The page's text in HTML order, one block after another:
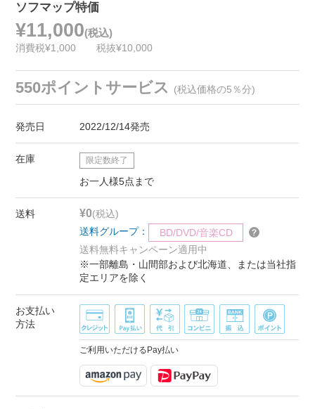
ソフマップ特価
¥11,000(税込)
消費税¥1,000 税抜¥10,000
550ポイントサービス (税込価格の5％分)
発売日 2022/12/14発売
在庫 限定数終了
お一人様5点まで
送料 ¥0(税込)
送料グループ：
BD/DVD/音楽CD
送料無料キャンペーン適用中
※一部離島・山間部および北海道、または当社指
定エリアを除く
お支払い
方法
ご利用いただけるPay払い